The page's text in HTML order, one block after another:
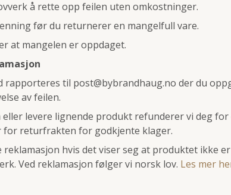
å rette opp feilen uten omkostninger.
før du returnerer en mangelfull vare.
at mangelen er oppdaget.
rapporteres til post@bybrandhaug.no der du
av feilen.
levere lignende produkt refunderer vi deg
for returfrakten for godkjente klager.
hvis det viser seg at produktet ikke
Ved reklamasjon følger vi norsk lov. Les mer